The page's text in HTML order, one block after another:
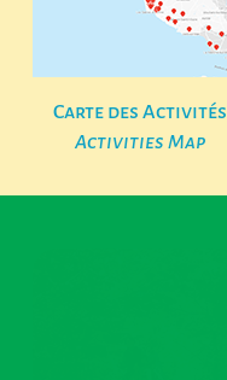
Carte des Activités
Activities Map